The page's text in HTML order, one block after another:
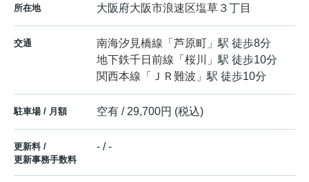
所在地 大阪府大阪市浪速区塩草 ３丁目
交通 南海汐見橋線 「 芦原町 」駅 徒歩8分
地下鉄千日前線 「 桜川
」駅 徒歩10分
関西本線 「 ＪＲ難波 」駅 徒歩10分
駐車場 / 月額 空有 / 29,700円 (税込)
更新料 /
更新事務手数料
- / -